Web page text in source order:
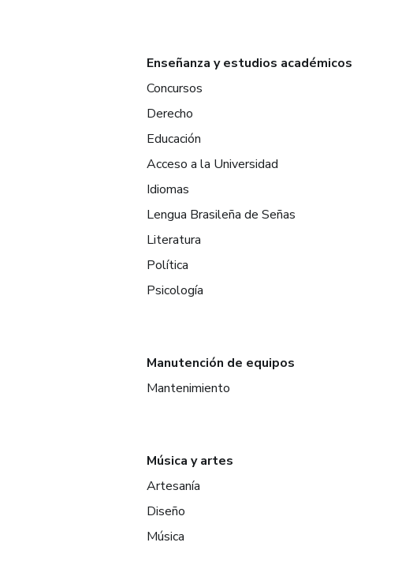
Enseñanza y estudios académicos
Concursos
Derecho
Educación
Acceso a la Universidad
Idiomas
Lengua Brasileña de Señas
Literatura
Política
Psicología
Manutención de equipos
Mantenimiento
Música y artes
Artesanía
Diseño
Música